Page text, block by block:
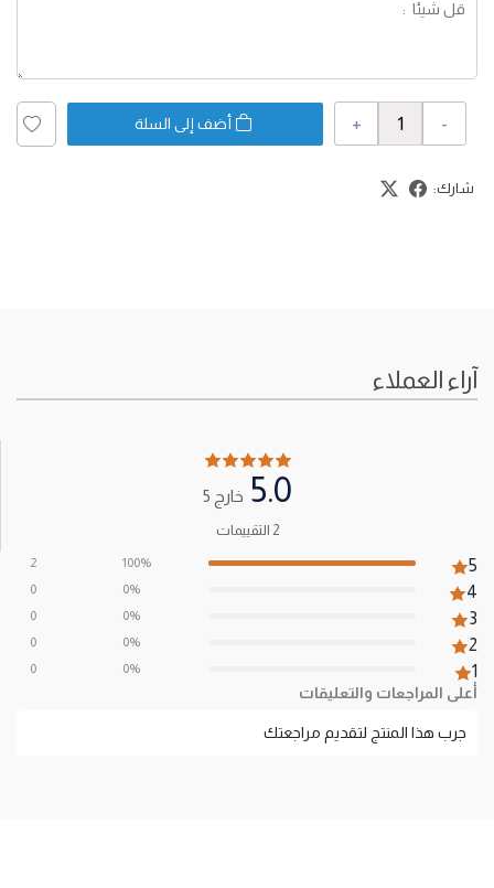
-
+ أضف إلى السلة
شارك:
آراء العملاء
5.0 خارج 5
2 التقييمات
5
4
3
2
1
100%
0%
0%
0%
0%
2
0
0
0
0
أعلى المراجعات والتعليقات
جرب هذا المنتج لتقديم مراجعتك